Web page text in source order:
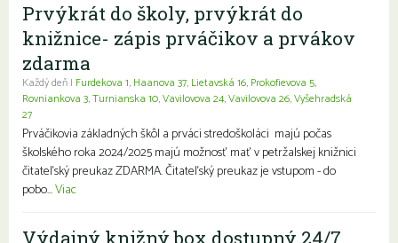
Prvýkrát do školy, prvýkrát do
knižnice- zápis prváčikov a prvákov
zdarma
Každý deň | Furdekova 1, Haanova 37, Lietavská 16, Prokofievova 5,
Rovniankova 3,Turnianska 10,Vavilovova 24,Vavilovova 26,Vyšehradská
27
Prváčikovia základných škôl a prváci stredoškoláci majú počas
školského roka 2024/2025 majú možnosť mať v petržalskej knižnici
čitateľský preukaz ZDARMA. Čitateľský preukaz je vstupom - do
pobo...Viac
Výdajný knižný box dostupný 24/7